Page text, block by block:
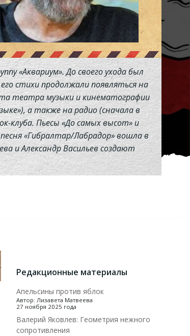
«Аквариум». До своего ухода был
стихи продолжали появляться на
театра музыки и кинематографии
а также на радио (сначала в
клуба. Пьесы «До самых высот» и
«Гибралтар/Лабрадор» вошла в
и Александр Васильев создают
Редакционные материалы
Апельсины против яблок
Автор: Лизавета Матвеева
27 ноября 2025 года
Валерий Яковлев: Геометрия нежного
сопротивления